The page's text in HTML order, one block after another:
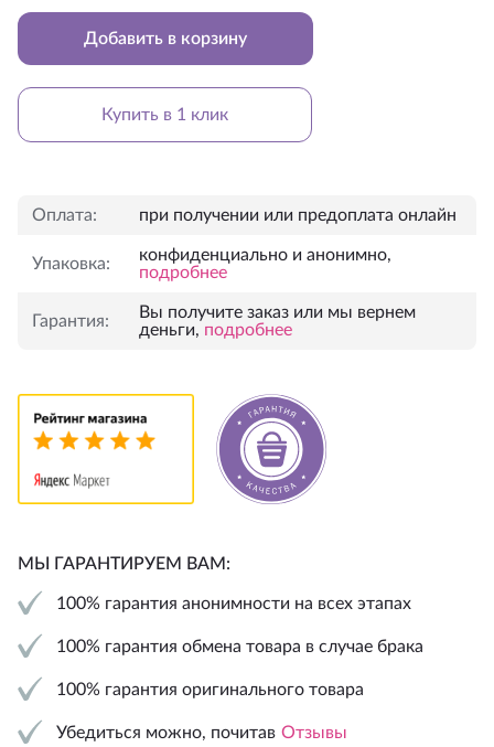
Добавить в корзину
Купить в 1 клик
Оплата: при получении или предоплата онлайн
Упаковка:
конфиденциально и анонимно,
подробнее
Гарантия:
Вы получите заказ или мы вернем
деньги, подробнее
МЫ ГАРАНТИРУЕМ ВАМ:
100% гарантия анонимности на всех этапах
100% гарантия обмена товара в случае брака
100% гарантия оригинального товара
Убедиться можно, почитав Отзывы